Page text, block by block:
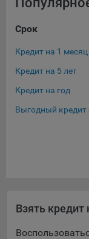
используется
Компании,
данной цели:
Сервис
технолоджи»,
пом.44.
материалов по
Срок
Кредит на 1 месяц
Кредит на 5 лет
Кредит на год
Выгодный кредит
Взять